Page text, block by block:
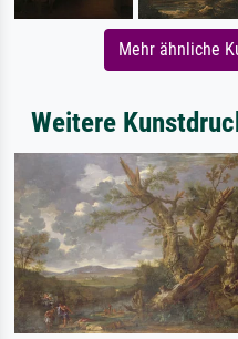
Mehr ähnliche
Weitere